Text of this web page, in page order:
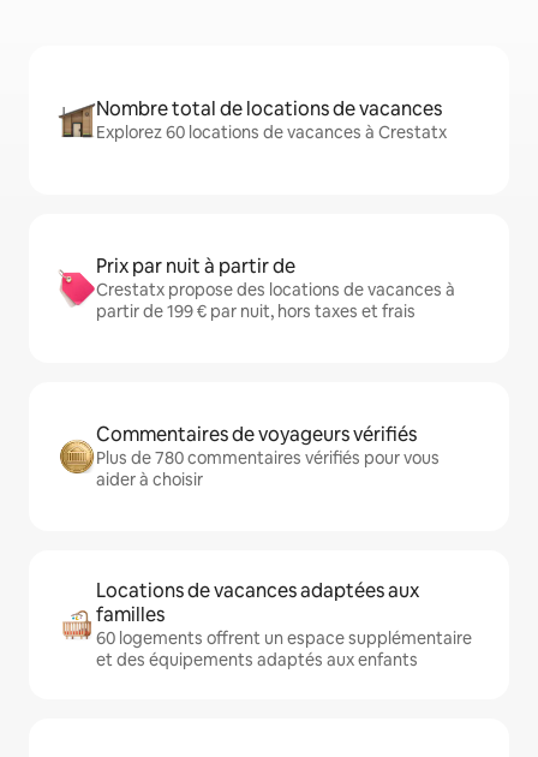
Nombre total de locations de vacances
Explorez 60 locations de vacances à Crestatx
Prix par nuit à partir de
Crestatx propose des locations de vacances à
partir de 199 € par nuit, hors taxes et frais
Commentaires de voyageurs vérifiés
Plus de 780 commentaires vérifiés pour vous
aider à choisir
Locations de vacances adaptées aux
familles
60 logements offrent un espace supplémentaire
et des équipements adaptés aux enfants